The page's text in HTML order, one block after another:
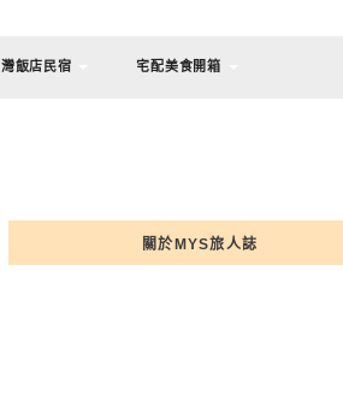
灣飯店民宿 宅配美食開箱
關於MYS旅人誌